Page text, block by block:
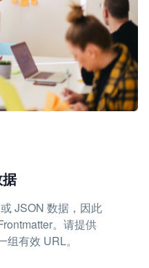
JSON 数据，因此
。请提供
有效 URL。